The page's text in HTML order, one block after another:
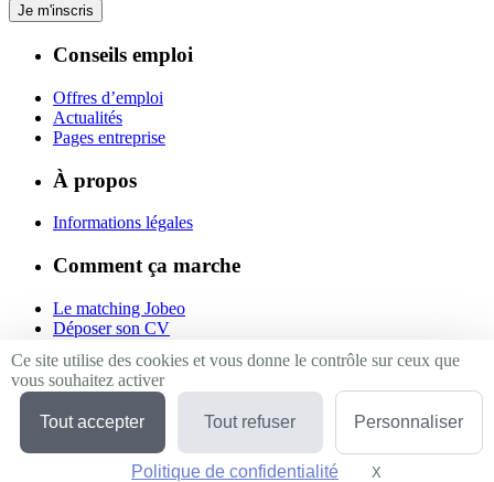
Je m'inscris
Conseils emploi
Offres d’emploi
Actualités
Pages entreprise
À propos
Informations légales
Comment ça marche
Le matching Jobeo
Déposer son CV
Suivez-nous
Linkedin
Facebook
Twitter
Ce site utilise des cookies et vous donne le contrôle sur ceux que
vous souhaitez activer
Tout accepter Tout refuser Personnaliser
Politique de confidentialité X